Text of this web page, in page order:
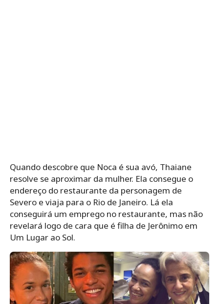
Quando descobre que Noca é sua avó, Thaiane
resolve se aproximar da mulher. Ela consegue o
endereço do restaurante da personagem de
Severo e viaja para o Rio de Janeiro. Lá ela
conseguirá um emprego no restaurante, mas não
revelará logo de cara que é filha de Jerônimo em
Um Lugar ao Sol.